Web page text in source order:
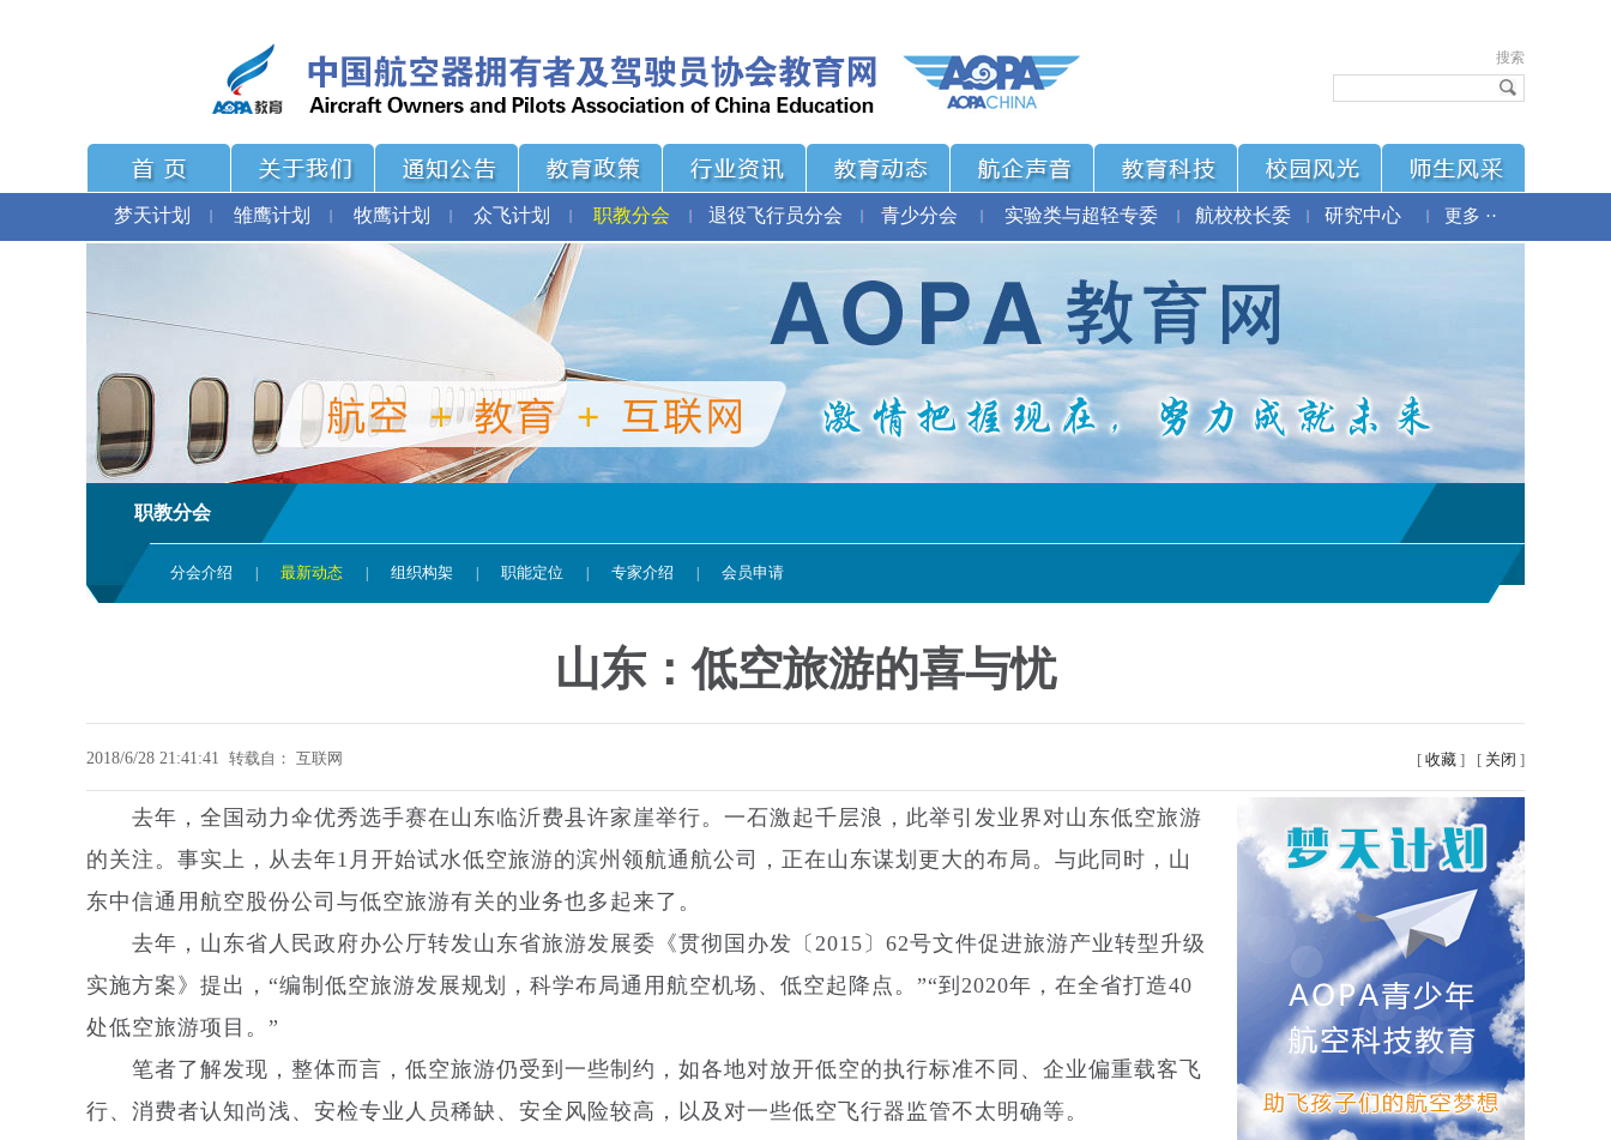
搜索
梦天计划 雏鹰计划 牧鹰计划 众飞计划 职教分会 退役飞行员分会 青少分会 实验类与超轻专委 航校校长委 研究中心 更多 ··
职教分会
分会介绍 最新动态 组织构架 职能定位 专家介绍 会员申请
山东：低空旅游的喜与忧
2018/6/28 21:41:41 转载自： 互联网 [ 收藏 ] [ 关闭 ]
去年，全国动力伞优秀选手赛在山东临沂费县许家崖举行。一石激起千层浪，此举引发业界对山东低空旅游
的关注。事实上，从去年1月开始试水低空旅游的滨州领航通航公司，正在山东谋划更大的布局。与此同时，山
东中信通用航空股份公司与低空旅游有关的业务也多起来了。
去年，山东省人民政府办公厅转发山东省旅游发展委《贯彻国办发〔2015〕62号文件促进旅游产业转型升级
实施方案》提出，“编制低空旅游发展规划，科学布局通用航空机场、低空起降点。”“到2020年，在全省打造40
处低空旅游项目。”
笔者了解发现，整体而言，低空旅游仍受到一些制约，如各地对放开低空的执行标准不同、企业偏重载客飞
行、消费者认知尚浅、安检专业人员稀缺、安全风险较高，以及对一些低空飞行器监管不太明确等。